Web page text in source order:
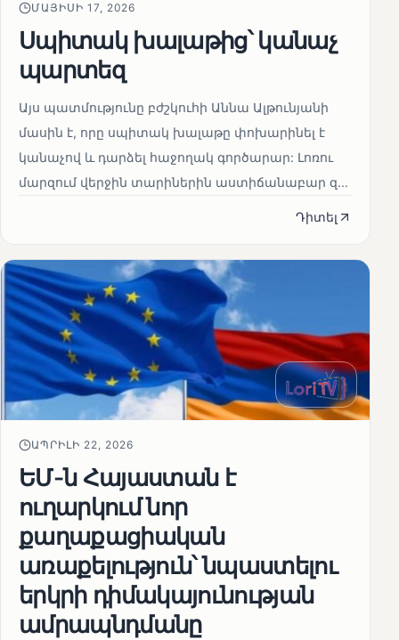
ՄԱՅԻՍԻ 17, 2026
Սպիտակ խալաթից՝ կանաչ
պարտեզ
Այս պատմությունը բժշկուհի Աննա Ալթունյանի
մասին է, որը սպիտակ խալաթը փոխարինել է
կանաչով և դարձել հաջողակ գործարար: Լոռու
մարզում վերջին տարիներին աստիճանաբար զ...
Դիտել
ԱՊՐԻԼԻ 22, 2026
ԵՄ-ն Հայաստան է
ուղարկում նոր
քաղաքացիական
առաքելություն՝ նպաստելու
երկրի դիմակայունության
ամրապնդմանը